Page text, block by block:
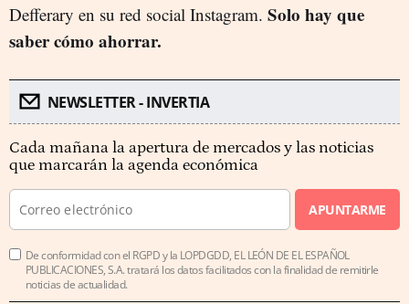
Defferary en su red social Instagram. Solo hay que
saber cómo ahorrar.
NEWSLETTER - INVERTIA
Cada mañana la apertura de mercados y las noticias
que marcarán la agenda económica
APUNTARME
De conformidad con el RGPD y la LOPDGDD, EL LEÓN DE EL ESPAÑOL
PUBLICACIONES, S.A. tratará los datos facilitados con la finalidad de remitirle
noticias de actualidad.